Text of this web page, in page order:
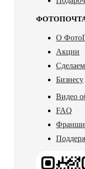
О
Акции
Сделаем
Бизнесу
Видео
FAQ